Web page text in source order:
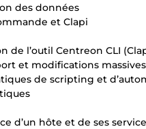
des données
et Clapi
de l’outil Centreon CLI
et modifications massives
de scripting et
d’un hôte et de ses